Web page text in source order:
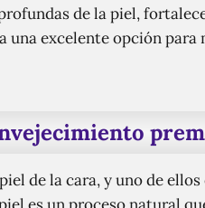
de la piel,
excelente opción para
de la cara, y uno de